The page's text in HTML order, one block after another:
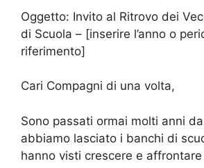
Oggetto: Invito al Ritrovo dei
di Scuola – [inserire l’anno o
riferimento]
Cari Compagni di una volta,
Sono passati ormai molti anni
abbiamo lasciato i banchi di
hanno visti crescere e